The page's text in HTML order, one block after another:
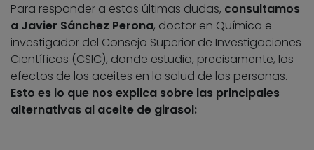
Para responder a estas últimas dudas, consultamos
a Javier Sánchez Perona, doctor en Química e
investigador del Consejo Superior de Investigaciones
Científicas (CSIC), donde estudia, precisamente, los
efectos de los aceites en la salud de las personas.
Esto es lo que nos explica sobre las principales
alternativas al aceite de girasol: